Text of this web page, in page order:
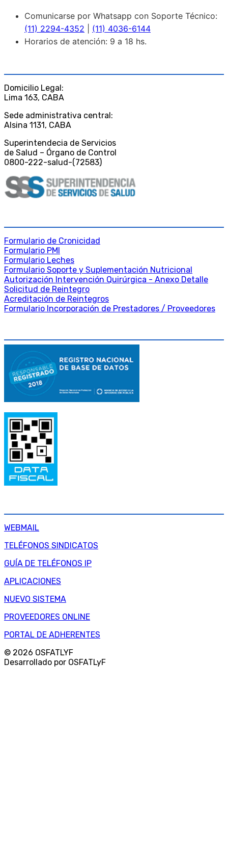
Comunicarse por Whatsapp con Soporte Técnico:
(11) 2294-4352
(11) 4036-6144
Horarios de atención: 9 a 18 hs.
Domicilio Legal:
Lima 163, CABA
Sede administrativa central:
Alsina 1131, CABA
Superintendecia de Servicios
de Salud – Órgano de Control
0800-222-salud-(72583)
Formulario de Cronicidad
Formulario PMI
Formulario Leches
Formulario Soporte y Suplementación Nutricional
Autorización Intervención Quirúrgica - Anexo Detalle
Solicitud de Reintegro
Acreditación de Reintegros
Formulario Incorporación de Prestadores / Proveedores
WEBMAIL
TELÉFONOS SINDICATOS
GUÍA DE TELÉFONOS IP
APLICACIONES
NUEVO SISTEMA
PROVEEDORES ONLINE
PORTAL DE ADHERENTES
© 2026 OSFATLYF
Desarrollado por OSFATLyF